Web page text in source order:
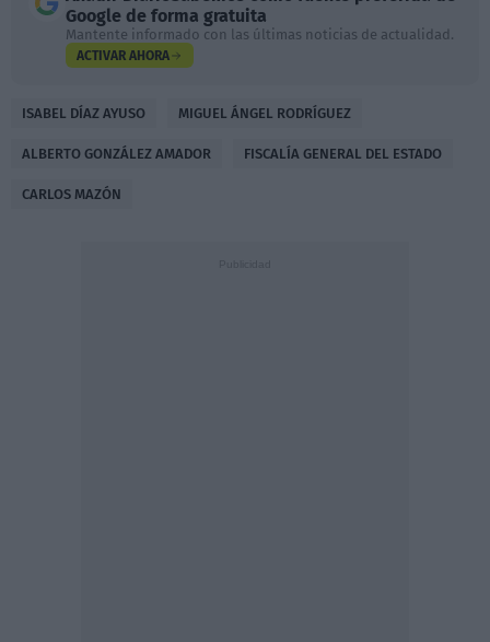
Google de forma gratuita
Mantente informado con las últimas noticias de actualidad.
ACTIVAR AHORA
ISABEL DÍAZ AYUSO MIGUEL ÁNGEL RODRÍGUEZ
ALBERTO GONZÁLEZ AMADOR FISCALÍA GENERAL DEL ESTADO
CARLOS MAZÓN